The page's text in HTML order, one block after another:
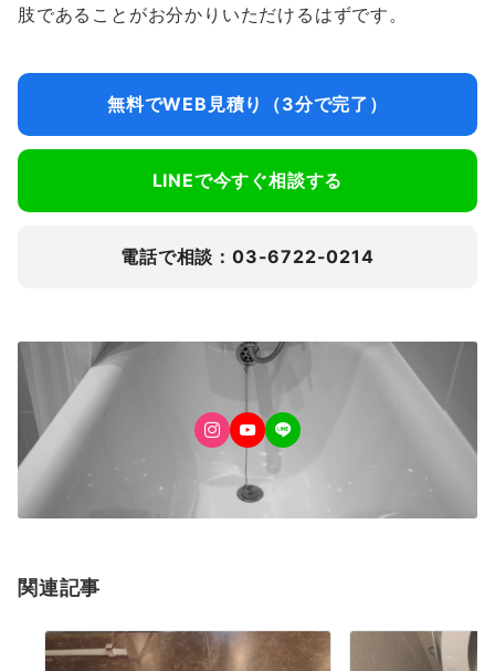
肢であることがお分かりいただけるはずです。
無料でWEB見積り（3分で完了）
LINEで今すぐ相談する
電話で相談：03-6722-0214
関連記事